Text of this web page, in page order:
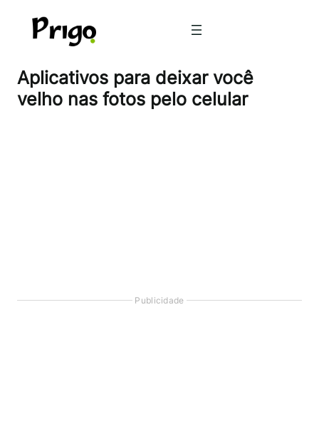
Aplicativos para deixar você
velho nas fotos pelo celular
Publicidade